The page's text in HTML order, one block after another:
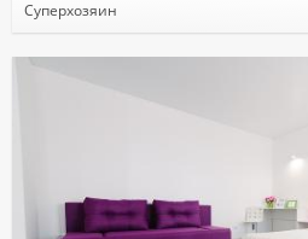
Суперхозяин